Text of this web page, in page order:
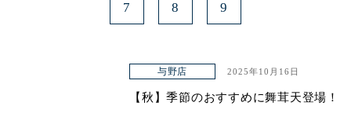
7 8 9
与野店 2025年10月16日
【秋】季節のおすすめに舞茸天登場！